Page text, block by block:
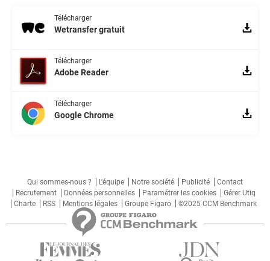
Télécharger
Wetransfer gratuit
Télécharger
Adobe Reader
Télécharger
Google Chrome
Qui sommes-nous ? L'équipe Notre société Publicité
Contact
Recrutement
Données personnelles Paramétrer les cookies
Gérer Utiq
Charte
RSS Mentions légales Groupe Figaro ©2025 CCM Benchmark